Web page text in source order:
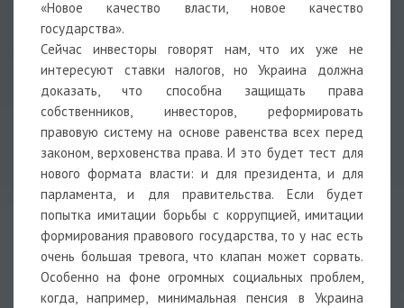
«Новое качество власти, новое качество
государства».
Сейчас инвесторы говорят нам, что их уже не
интересуют ставки налогов, но Украина должна
доказать, что способна защищать права
собственников, инвесторов, реформировать
правовую систему на основе равенства всех перед
законом, верховенства права. И это будет тест для
нового формата власти: и для президента, и для
парламента, и для правительства. Если будет
попытка имитации борьбы с коррупцией, имитации
формирования правового государства, то у нас есть
очень большая тревога, что клапан может сорвать.
Особенно на фоне огромных социальных проблем,
когда, например, минимальная пенсия в Украина